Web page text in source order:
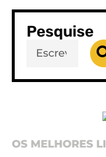
Pesquise